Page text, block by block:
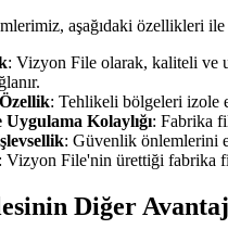
aşağıdaki özellikleri ile
: Vizyon File olarak, kaliteli ve
: Tehlikeli bölgeleri izole
Kolaylığı: Fabrika
: Güvenlik önlemlerini
: Vizyon File'nin ürettiği fabrika
Diğer